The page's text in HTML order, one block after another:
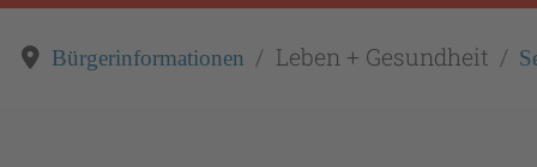
Bürgerinformationen Leben + Gesundheit